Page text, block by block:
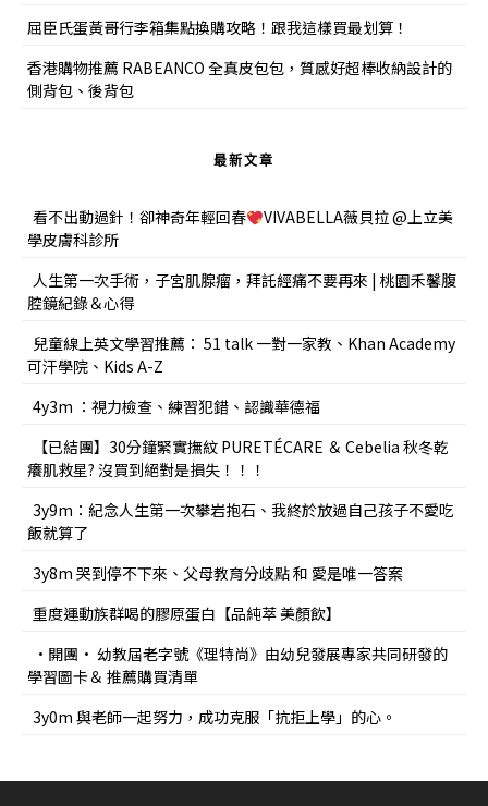
屈臣氏蛋黃哥行李箱集點換購攻略！跟我這樣買最划算！
香港購物推薦 RABEANCO 全真皮包包，質感好超棒收納設計的
側背包、後背包
最新文章
看不出動過針！卻神奇年輕回春
VIVABELLA薇貝拉 @上立美
學皮膚科診所
人生第一次手術，子宮肌腺瘤，拜託經痛不要再來 | 桃園禾馨腹
腔鏡紀錄＆心得
兒童線上英文學習推薦： 51 talk 一對一家教、Khan Academy
可汗學院、Kids A-Z
4y3m ：視力檢查、練習犯錯、認識華德福
【已結團】30分鐘緊實撫紋 PURETÉCARE ＆ Cebelia 秋冬乾
癢肌救星? 沒買到絕對是損失！！！
3y9m：紀念人生第一次攀岩抱石、我終於放過自己孩子不愛吃
飯就算了
3y8m 哭到停不下來、父母教育分歧點 和 愛是唯一答案
重度運動族群喝的膠原蛋白【品純萃 美顏飲】
•開團• 幼教屆老字號《理特尚》由幼兒發展專家共同研發的
學習圖卡＆ 推薦購買清單
3y0m 與老師一起努力，成功克服「抗拒上學」的心。